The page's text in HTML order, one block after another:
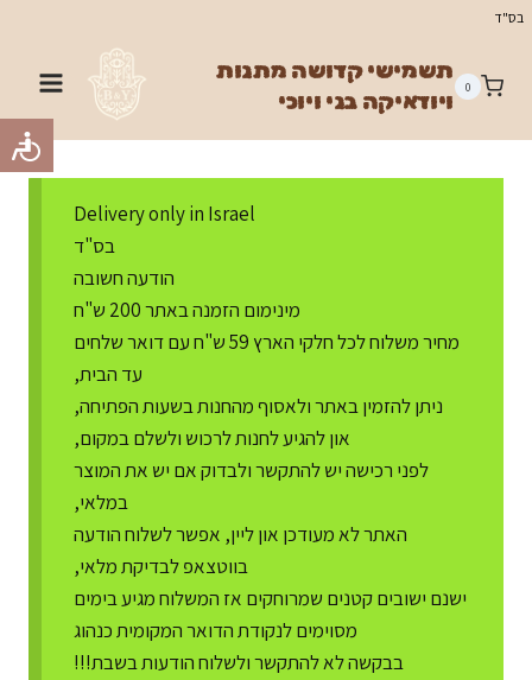
Skip
content
בס"ד
0
תשמישי קדושה מתנות
ויודאיקה בני ויוכי
Delivery only in Israel
בס"ד
הודעה חשובה
מינימום הזמנה באתר 200 ש"ח
מחיר משלוח לכל חלקי הארץ 59 ש"ח עם דואר שלחים
עד הבית,
ניתן להזמין באתר ולאסוף מהחנות בשעות הפתיחה,
און להגיע לחנות לרכוש ולשלם במקום,
לפני רכישה יש להתקשר ולבדוק אם יש את המוצר
במלאי,
האתר לא מעודכן און ליין, אפשר לשלוח הודעה
בווטצאפ לבדיקת מלאי,
ישנם ישובים קטנים שמרוחקים אז המשלוח מגיע בימים
מסוימים לנקודת הדואר המקומית כנהוג
בבקשה לא להתקשר ולשלוח הודעות בשבת!!!